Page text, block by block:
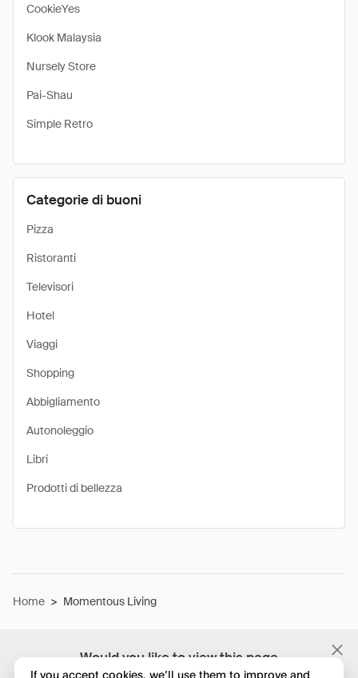
Would you like to view this page
CookieYes
Klook Malaysia
Nursely Store
Pai-Shau
Simple Retro
Categorie di buoni
Pizza
Ristoranti
Televisori
Hotel
Viaggi
Shopping
Abbigliamento
Autonoleggio
Libri
Prodotti di bellezza
Home > Momentous Living
If you accept cookies, we’ll use them to improve and